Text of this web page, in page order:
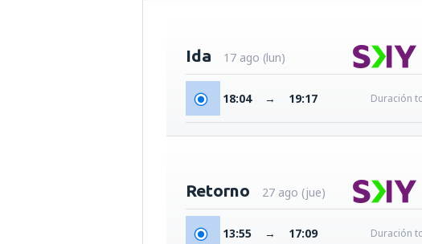
Ida 17 ago (lun)
18:04 → 19:17 Duración
Retorno 27 ago (jue)
13:55 → 17:09 Duración